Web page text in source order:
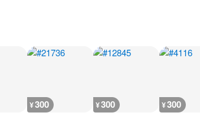
¥300 ¥300 ¥300